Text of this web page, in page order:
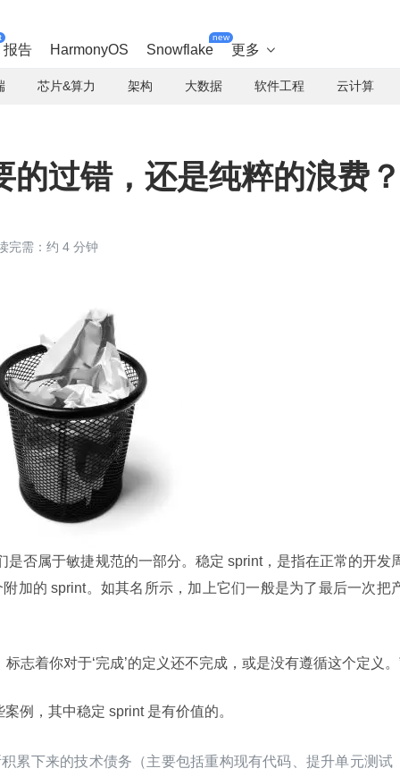
报告 HarmonyOS Snowflake
new
更多 
芯片&算力 架构 大数据 软件工程 云计算
过错，还是纯粹的浪费？
完需：约 4 分钟
是否属于敏捷规范的一部分。稳定 sprint，是指在正常的开发
加的 sprint。如其名所示，加上它们一般是为了最后一次把
志着你对于‘完成’的定义还不完成，或是没有遵循这个定义。
例，其中稳定 sprint 是有价值的。
累下来的技术债务（主要包括重构现有代码、提升单元测试